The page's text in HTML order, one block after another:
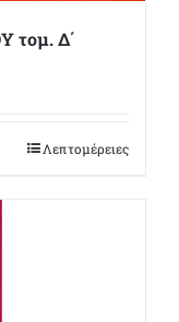
τομ. Δ΄
Λεπτομέρειες